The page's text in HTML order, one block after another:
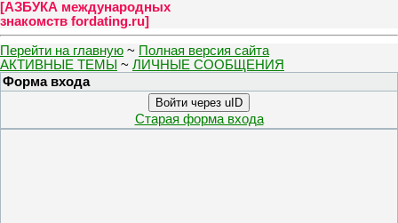
[АЗБУКА международных
знакомств fordating.ru]
Перейти на главную ~ Полная версия сайта
АКТИВНЫЕ ТЕМЫ ~ ЛИЧНЫЕ СООБЩЕНИЯ
Форма входа
Войти через uID
Старая форма входа